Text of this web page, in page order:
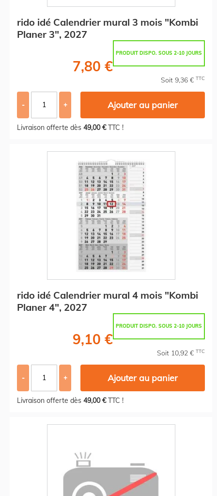
rido idé Calendrier mural 3 mois "Kombi
Planer 3", 2027
PRODUIT DISPO. SOUS 2-10 JOURS
7,80 €
Soit 9,36 € TTC
- + Ajouter au panier
Livraison offerte dès 49,00 €TTC !
rido idé Calendrier mural 4 mois "Kombi
Planer 4", 2027
PRODUIT DISPO. SOUS 2-10 JOURS
9,10 €
Soit 10,92 € TTC
- + Ajouter au panier
Livraison offerte dès 49,00 €TTC !